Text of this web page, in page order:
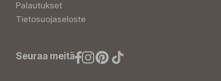
Palautukset
Tietosuojaseloste
Seuraa meitä